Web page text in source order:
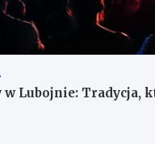
Lubojnie: Tradycja,